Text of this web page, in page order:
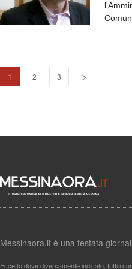
1 2 3
Messinaora.it è una testata
Eccetto dove diversamente indicato, tutti i